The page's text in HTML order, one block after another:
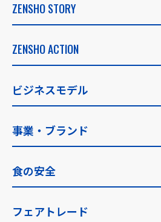
ZENSHO STORY
ZENSHO STORY
創業者メッセージ
理念の実現に向けて
ZENSHO ACTION
ZENSHO ACTION
ビジネスモデル
事業・ブランド
食の安全
食の安全トップ
フェアトレード